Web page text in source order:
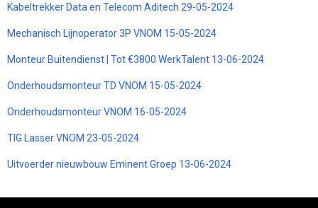
Kabeltrekker Data en Telecom Aditech 29-05-2024
Mechanisch Lijnoperator 3P VNOM 15-05-2024
Monteur Buitendienst | Tot €3800 WerkTalent 13-06-2024
Onderhoudsmonteur TD VNOM 15-05-2024
Onderhoudsmonteur VNOM 16-05-2024
TIG Lasser VNOM 23-05-2024
Uitvoerder nieuwbouw Eminent Groep 13-06-2024